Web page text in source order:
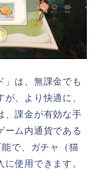
」は、無課金でも
、より快適に、
、課金が有効な手
ーム内通貨である
能で、ガチャ（猫
使用できます。